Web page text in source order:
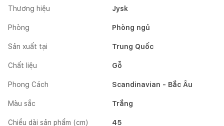
Thương hiệu Jysk
Phòng Phòng ngủ
Sản xuất tại Trung Quốc
Chất liệu Gỗ
Phong Cách Scandinavian - Bắc Âu
Màu sắc Trắng
Chiều dài sản phẩm (cm) 45